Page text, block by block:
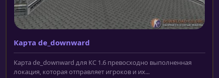
Карта de_downward
Карта de_downward для КС 1.6 превосходно выполненная
локация, которая отправляет игроков и их...